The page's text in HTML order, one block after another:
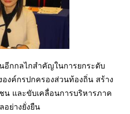
อีกกลไกสำคัญในการยกระดับ
งค์กรปกครองส่วนท้องถิ่น สร้าง
น และขับเคลื่อนการบริหารภาค
อย่างยั่งยืน